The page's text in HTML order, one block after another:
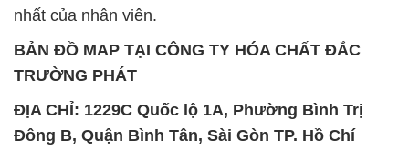
nhất của nhân viên.
BẢN ĐỒ MAP TẠI CÔNG TY HÓA CHẤT ĐẮC
TRƯỜNG PHÁT
ĐỊA CHỈ: 1229C Quốc lộ 1A, Phường Bình Trị
Đông B, Quận Bình Tân, Sài Gòn TP. Hồ Chí